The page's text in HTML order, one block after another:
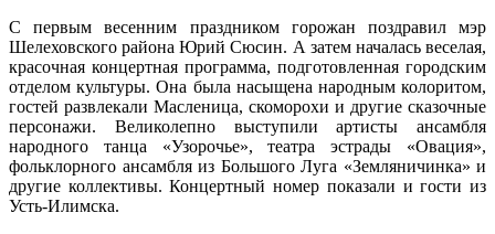
С первым весенним праздником горожан поздравил мэр
Шелеховского района Юрий Сюсин. А затем началась веселая,
красочная концертная программа, подготовленная городским
отделом культуры. Она была насыщена народным колоритом,
гостей развлекали Масленица, скоморохи и другие сказочные
персонажи. Великолепно выступили артисты ансамбля
народного танца «Узорочье», театра эстрады «Овация»,
фольклорного ансамбля из Большого Луга «Земляничинка» и
другие коллективы. Концертный номер показали и гости из
Усть-Илимска.